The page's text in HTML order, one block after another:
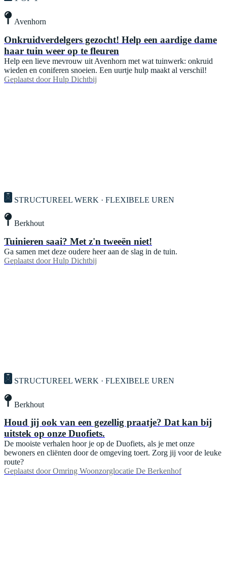
Avenhorn
Onkruidverdelgers gezocht! Help een aardige dame
haar tuin weer op te fleuren
Help een lieve mevrouw uit Avenhorn met wat tuinwerk: onkruid
wieden en coniferen snoeien. Een uurtje hulp maakt al verschil!
Geplaatst door Hulp Dichtbij
STRUCTUREEL WERK · FLEXIBELE UREN
Berkhout
Tuinieren saai? Met z'n tweeën niet!
Ga samen met deze oudere heer aan de slag in de tuin.
Geplaatst door Hulp Dichtbij
STRUCTUREEL WERK · FLEXIBELE UREN
Berkhout
Houd jij ook van een gezellig praatje? Dat kan bij
uitstek op onze Duofiets.
De mooiste verhalen hoor je op de Duofiets, als je met onze
bewoners en cliënten door de omgeving toert. Zorg jij voor de leuke
route?
Geplaatst door Omring Woonzorglocatie De Berkenhof